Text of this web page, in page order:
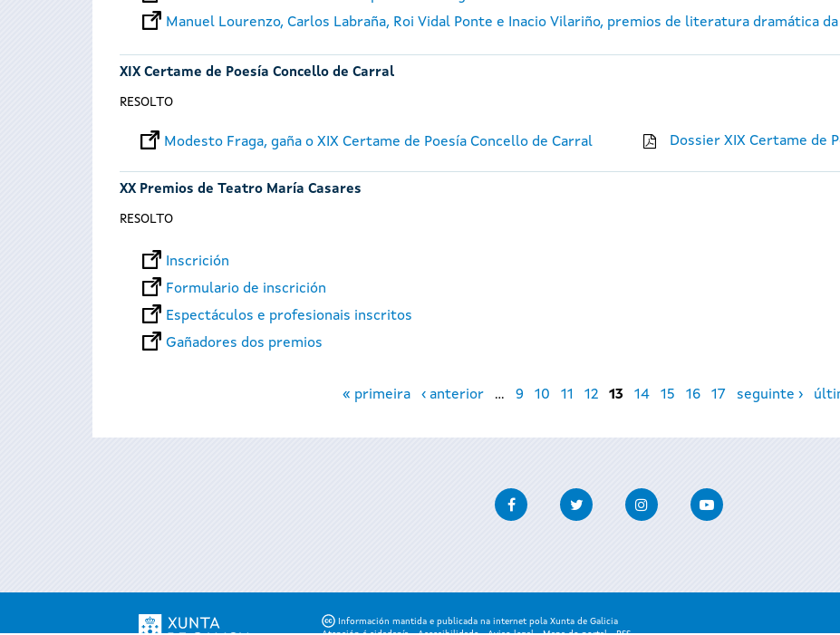
Manuel Lourenzo, Carlos Labraña, Roi Vidal Ponte e Inacio Vilariño, premios de literatura dramática da
XIX Certame de Poesía Concello de Carral
RESOLTO
Modesto Fraga, gaña o XIX Certame de Poesía Concello de Carral Dossier XIX Certame de
XX Premios de Teatro María Casares
RESOLTO
Inscrición
Formulario de inscrición
Espectáculos e profesionais inscritos
Gañadores dos premios
« primeira ‹ anterior … 9 10 11 12 13 14 15 16 17 seguinte ›
FacebookTwitter InstagramYoutube
Información mantida e publicada na internet pola Xunta de Galicia